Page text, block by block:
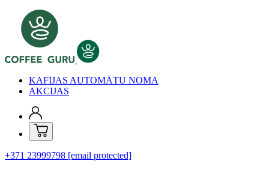
KAFIJAS AUTOMĀTU NOMA
AKCIJAS
+371 23999798 [email protected]